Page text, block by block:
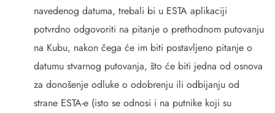
navedenog datuma, trebali bi u ESTA aplikaciji
potvrdno odgovoriti na pitanje o prethodnom putovanju
na Kubu, nakon čega će im biti postavljeno pitanje o
datumu stvarnog putovanja, što će biti jedna od osnova
za donošenje odluke o odobrenju ili odbijanju od
strane ESTA-e (isto se odnosi i na putnike koji su